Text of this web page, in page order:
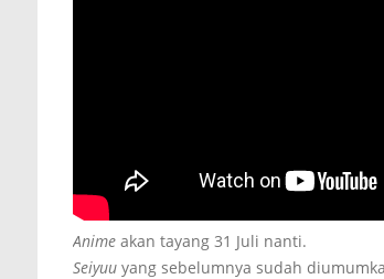
Anime akan tayang 31 Juli nanti.
Seiyuu yang sebelumnya sudah